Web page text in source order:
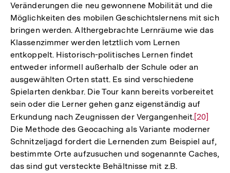
Veränderungen die neu gewonnene Mobilität und die
Möglichkeiten des mobilen Geschichtslernens mit sich
bringen werden. Althergebrachte Lernräume wie das
Klassenzimmer werden letztlich vom Lernen
entkoppelt. Historisch-politisches Lernen findet
entweder informell außerhalb der Schule oder an
ausgewählten Orten statt. Es sind verschiedene
Spielarten denkbar. Die Tour kann bereits vorbereitet
sein oder die Lerner gehen ganz eigenständig auf
Erkundung nach Zeugnissen der Vergangenheit.Zur
der
Fußnote
[20]
Die Methode des Geocaching als Variante moderner
Schnitzeljagd fordert die Lernenden zum Beispiel auf,
bestimmte Orte aufzusuchen und sogenannte Caches,
das sind gut versteckte Behältnisse mit z.B.